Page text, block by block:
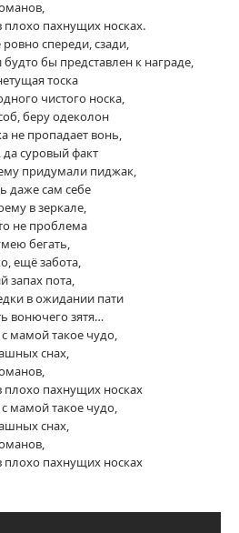
плохо пахнущих носках.
спереди, сзади,
бы представлен к награде,
тоска
чистого носка,
беру одеколон
не пропадает вонь,
суровый факт
придумали пиджак,
даже сам себе
в зеркале,
не проблема
бегать,
ещё забота,
запах пота,
в ожидании пати
вонючего зятя…
мамой такое чудо,
снах,
плохо пахнущих носках
мамой такое чудо,
снах,
плохо пахнущих носках